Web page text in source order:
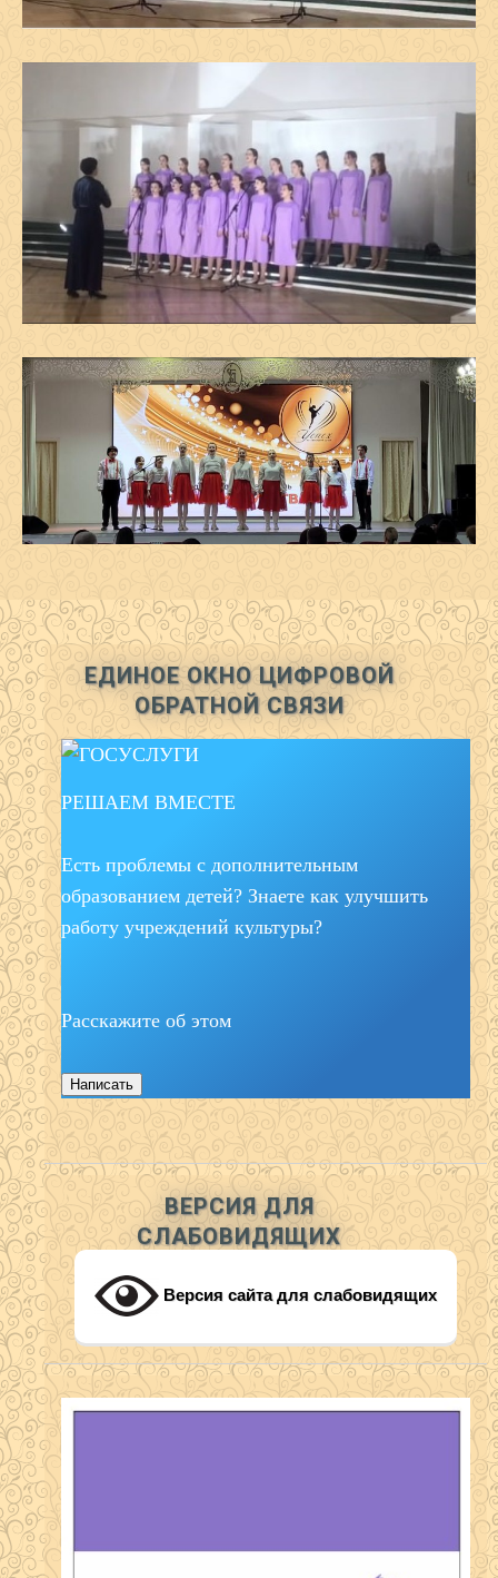
ЕДИНОЕ ОКНО ЦИФРОВОЙ
ОБРАТНОЙ СВЯЗИ
РЕШАЕМ ВМЕСТЕ
Есть проблемы с дополнительным
образованием детей? Знаете как улучшить
работу учреждений культуры?
Расскажите об этом
Написать
ВЕРСИЯ ДЛЯ
СЛАБОВИДЯЩИХ
Версия сайта для слабовидящих